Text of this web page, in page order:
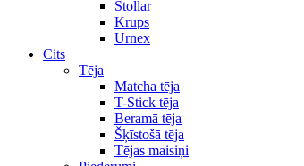
Stollar
Krups
Urnex
Cits
Tēja
Matcha tēja
T-Stick tēja
Beramā tēja
Šķīstošā tēja
Tējas maisiņi